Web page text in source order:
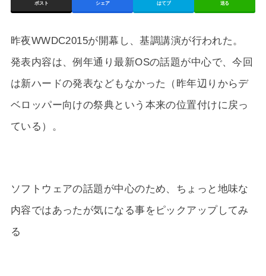
ポスト シェア はてブ 送る
昨夜WWDC2015が開幕し、基調講演が行われた。
発表内容は、例年通り最新OSの話題が中心で、今回
は新ハードの発表などもなかった（昨年辺りからデ
ベロッパー向けの祭典という本来の位置付けに戻っ
ている）。
ソフトウェアの話題が中心のため、ちょっと地味な
内容ではあったが気になる事をピックアップしてみ
る